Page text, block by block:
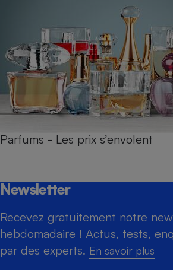
Parfums - Les prix s’envolent
Newsletter
Recevez gratuitement notre
hebdomadaire ! Actus, tests,
par des experts. En savoir plus